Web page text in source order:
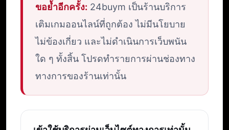
ขอย้ำอีกครั้ง: 24buym เป็นร้านบริการ
เติมเกมออนไลน์ที่ถูกต้อง ไม่มีนโยบาย
ไม่ข้องเกี่ยว และไม่ดำเนินการเว็บพนัน
ใด ๆ ทั้งสิ้น โปรดทำรายการผ่านช่องทาง
ทางการของร้านเท่านั้น